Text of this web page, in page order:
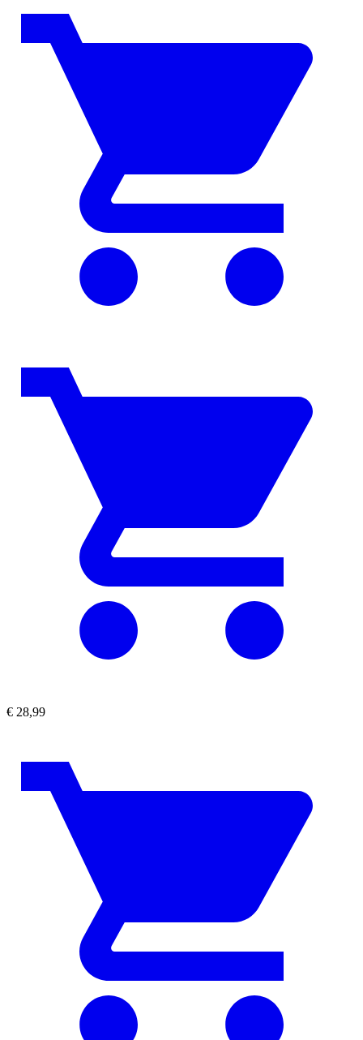
€ 28,99